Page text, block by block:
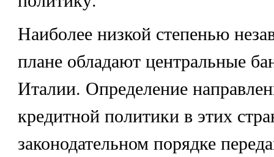
Наиболее низкой степенью
плане обладают центральные
Италии. Определение
кредитной политики в этих
законодательном порядке